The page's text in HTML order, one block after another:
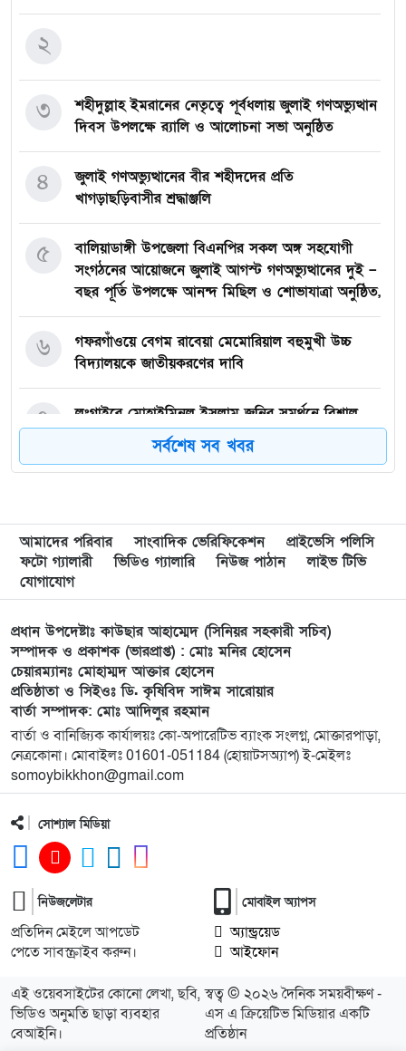
২
শহীদুল্লাহ ইমরানের নেতৃত্বে পূর্বধলায় জুলাই গণঅভ্যুত্থান
দিবস উপলক্ষে র‍্যালি ও আলোচনা সভা অনুষ্ঠিত
৩
জুলাই গণঅভ্যুত্থানের বীর শহীদদের প্রতি
খাগড়াছড়িবাসীর শ্রদ্ধাঞ্জলি
৪
বালিয়াডাঙ্গী উপজেলা বিএনপির সকল অঙ্গ সহযোগী
সংগঠনের আয়োজনে জুলাই আগস্ট গণঅভ্যুত্থানের দুই –
বছর পূর্তি উপলক্ষে আনন্দ মিছিল ও শোভাযাত্রা অনুষ্ঠিত,
৫
গফরগাঁওয়ে বেগম রাবেয়া মেমোরিয়াল বহুমুখী উচ্চ
বিদ্যালয়কে জাতীয়করণের দাবি
৬
লংগাইরে মোহাইমিনুল ইসলাম জনির সমর্থনে বিশাল
উঠান বৈঠক। যোগ্যতা ও নতুন নেতৃত্বের প্রতীক জনিই
৭
জামে মসজিদের নতুন ব্যবস্থাপনা কমিটি গঠন:
পূর্বধলায় যে বিদ্যালয়ে পড়েছেন, সেই বিদ্যালয়েই এমপি
হিসেবে সংবর্ধিত মানসুরা আলম
৯
বি এনপি নেতা কে মারধর দলিল লেখক রহিছ কে প্রধান
আসামি করে থানায় অভিযোগ। ‎
১০
পানছড়িতে শিক্ষা ও ধর্মীয় প্রতিষ্ঠানে বিজিবির অনুদান
প্রদান
১১
সবুজায়নে সেনাবাহিনীর ব্যতিক্রমী উদ্যোগ,
খাগড়াছড়িতে ৩৫ হাজার চারা বিতরণ
১২
নৌকা ডুবে যাওয়ার ঘটনায় ১৮ জন রোহিঙ্গাকে জীবিত
১৩
দক্ষিণ গফরগাঁও উপজেলা” নয়াবাড়ি মৌজায় অনুমোদন
করায় আনন্দ মিছিল
১৪
বালিয়াডাঙ্গীতে বিএনপি স্বেচ্ছাসেবক দলের কর্মী সভা
১৫
সর্বশেষ সব খবর
আমাদের পরিবার সাংবাদিক ভেরিফিকেশন
প্রাইভেসি পলিসি
ফটো গ্যালারী
ভিডিও গ্যালারি নিউজ পাঠান
লাইভ টিভি
যোগাযোগ
প্রধান উপদেষ্টাঃ কাউছার আহাম্মেদ (সিনিয়র সহকারী সচিব)
সম্পাদক ও প্রকাশক (ভারপ্রাপ্ত) : মোঃ মনির হোসেন
চেয়ারম্যানঃ মোহাম্মদ আক্তার হোসেন
প্রতিষ্ঠাতা ও সিইওঃ ডি. কৃষিবিদ সাঈম সারোয়ার
বার্তা সম্পাদক: মোঃ আদিলুর রহমান
বার্তা ও বানিজ্যিক কার্যালয়ঃ কো-অপারেটিভ ব্যাংক সংলগ্ন, মোক্তারপাড়া,
নেত্রকোনা। মোবাইলঃ 01601-051184 (হোয়াটসঅ্যাপ) ই-মেইলঃ
somoybikkhon@gmail.com
সোশ্যাল মিডিয়া
নিউজলেটার
প্রতিদিন মেইলে আপডেট
পেতে সাবস্ক্রাইব করুন।
মোবাইল অ্যাপস
অ্যান্ড্রয়েড
আইফোন
এই ওয়েবসাইটের কোনো লেখা, ছবি,
ভিডিও অনুমতি ছাড়া ব্যবহার
বেআইনি।
স্বত্ব © ২০২৬ দৈনিক সময়বীক্ষণ -
এস এ ক্রিয়েটিভ মিডিয়ার একটি
প্রতিষ্ঠান